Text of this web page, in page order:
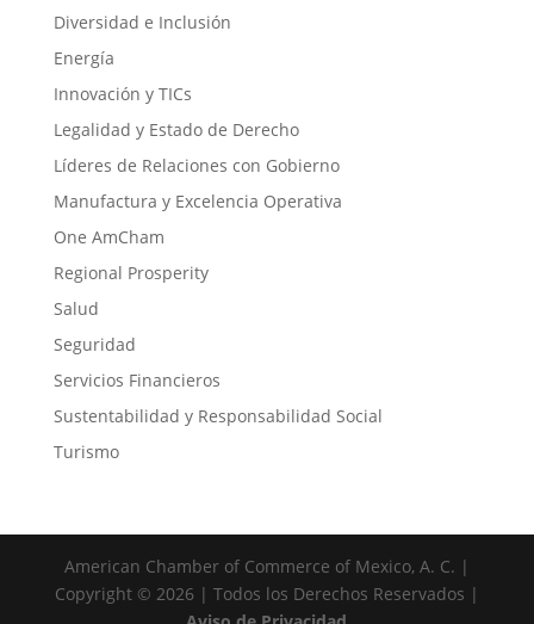
Diversidad e Inclusión
Energía
Innovación y TICs
Legalidad y Estado de Derecho
Líderes de Relaciones con Gobierno
Manufactura y Excelencia Operativa
One AmCham
Regional Prosperity
Salud
Seguridad
Servicios Financieros
Sustentabilidad y Responsabilidad Social
Turismo
American Chamber of Commerce of Mexico, A. C. |
Copyright © 2026 | Todos los Derechos Reservados |